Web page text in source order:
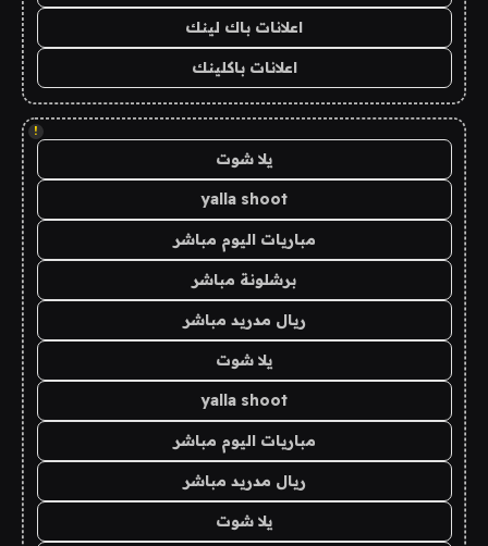
اعلانات باك لينك
اعلانات باكلينك
!
يلا شوت
yalla shoot
مباريات اليوم مباشر
برشلونة مباشر
ريال مدريد مباشر
يلا شوت
yalla shoot
مباريات اليوم مباشر
ريال مدريد مباشر
يلا شوت